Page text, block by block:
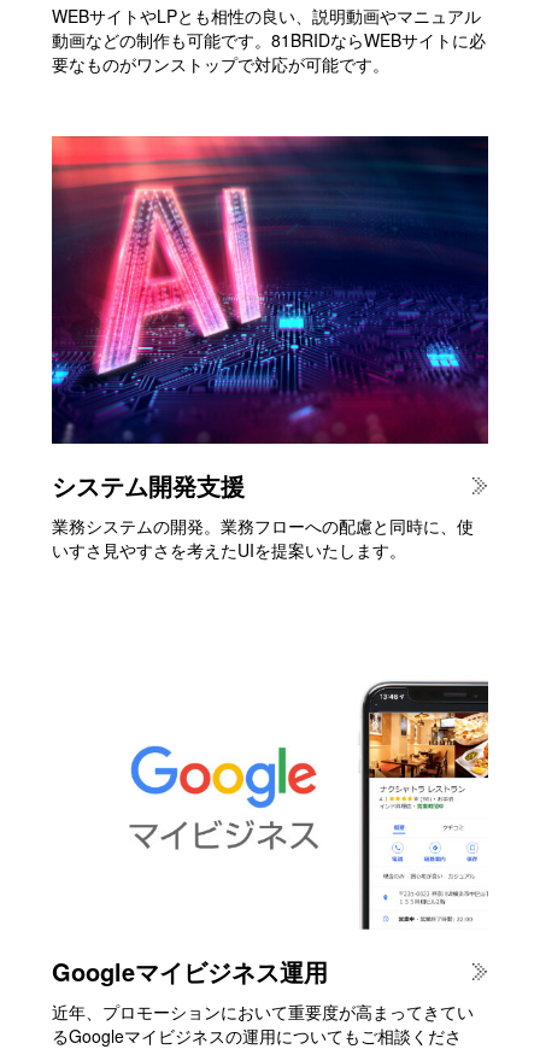
WEBサイトやLPとも相性の良い、説明動画やマニュアル
動画などの制作も可能です。81BRIDならWEBサイトに必
要なものがワンストップで対応が可能です。
システム開発支援
業務システムの開発。業務フローへの配慮と同時に、使
いすさ見やすさを考えたUIを提案いたします。
Googleマイビジネス運用
近年、プロモーションにおいて重要度が高まってきてい
るGoogleマイビジネスの運用についてもご相談くださ